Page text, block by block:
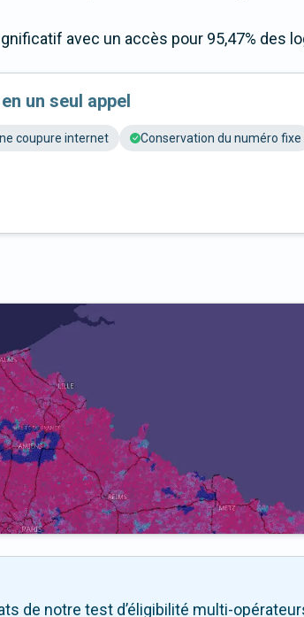
avec un accès pour 95,47% des
un seul appel
coupure internet Conservation du numéro fixe
de notre test d’éligibilité multi-